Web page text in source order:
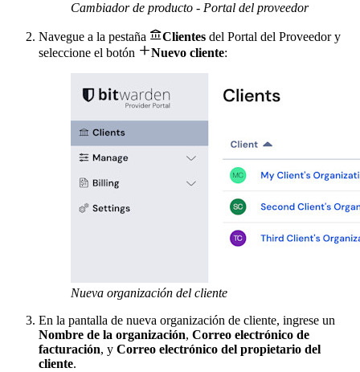
Cambiador de producto - Portal del proveedor
Navegue a la pestaña Clientes del Portal del Proveedor y
seleccione el botón Nuevo cliente:
Nueva organización del cliente
En la pantalla de nueva organización de cliente, ingrese un
Nombre de la organización, Correo electrónico de
facturación, y Correo electrónico del propietario del
cliente.